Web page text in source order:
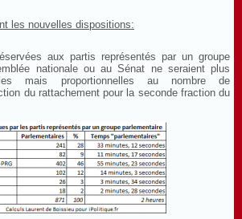
les nouvelles dispositions:
aux partis représentés par un groupe
nationale ou au Sénat ne seraient plus
mais proportionnelles au nombre de
du rattachement pour la seconde fraction du